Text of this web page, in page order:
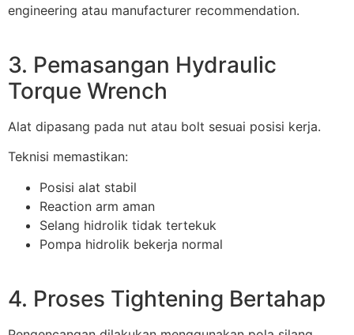
engineering atau manufacturer recommendation.
3. Pemasangan Hydraulic
Torque Wrench
Alat dipasang pada nut atau bolt sesuai posisi kerja.
Teknisi memastikan:
Posisi alat stabil
Reaction arm aman
Selang hidrolik tidak tertekuk
Pompa hidrolik bekerja normal
4. Proses Tightening Bertahap